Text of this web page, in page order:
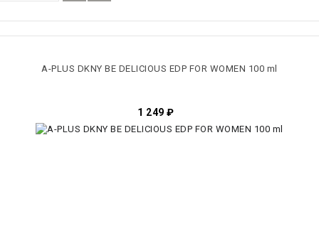
A-PLUS DKNY BE DELICIOUS EDP FOR WOMEN 100 ml
1 249 ₽